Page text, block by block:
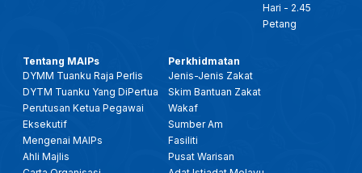
Hari - 2.45
Petang
Tentang MAIPs
DYMM Tuanku Raja Perlis
DYTM Tuanku Yang DiPertua
Perutusan Ketua Pegawai
Eksekutif
Mengenai MAIPs
Ahli Majlis
Perkhidmatan
Jenis-Jenis Zakat
Skim Bantuan Zakat
Wakaf
Sumber Am
Fasiliti
Pusat Warisan